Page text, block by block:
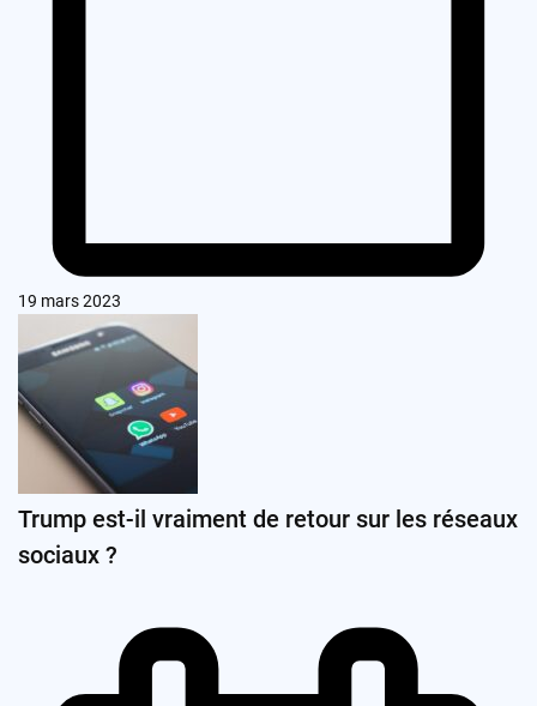
19 mars 2023
Trump est-il vraiment de retour sur les réseaux
sociaux ?